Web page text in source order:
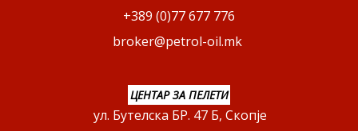
+389 (0)77 677 776
broker@petrol-oil.mk
ЦЕНТАР ЗА ПЕЛЕТИ
ул. Бутелска БР. 47 Б, Скопје